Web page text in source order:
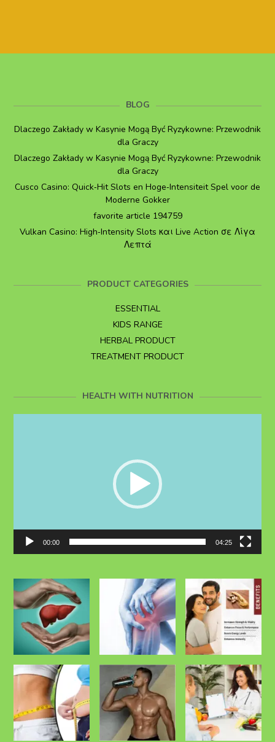
BLOG
Dlaczego Zakłady w Kasynie Mogą Być Ryzykowne: Przewodnik
dla Graczy
Dlaczego Zakłady w Kasynie Mogą Być Ryzykowne: Przewodnik
dla Graczy
Cusco Casino: Quick‑Hit Slots en Hoge‑Intensiteit Spel voor de
Moderne Gokker
favorite article 194759
Vulkan Casino: High‑Intensity Slots και Live Action σε Λίγα
Λεπτά
PRODUCT CATEGORIES
ESSENTIAL
KIDS RANGE
HERBAL PRODUCT
TREATMENT PRODUCT
HEALTH WITH NUTRITION
00:00 04:25